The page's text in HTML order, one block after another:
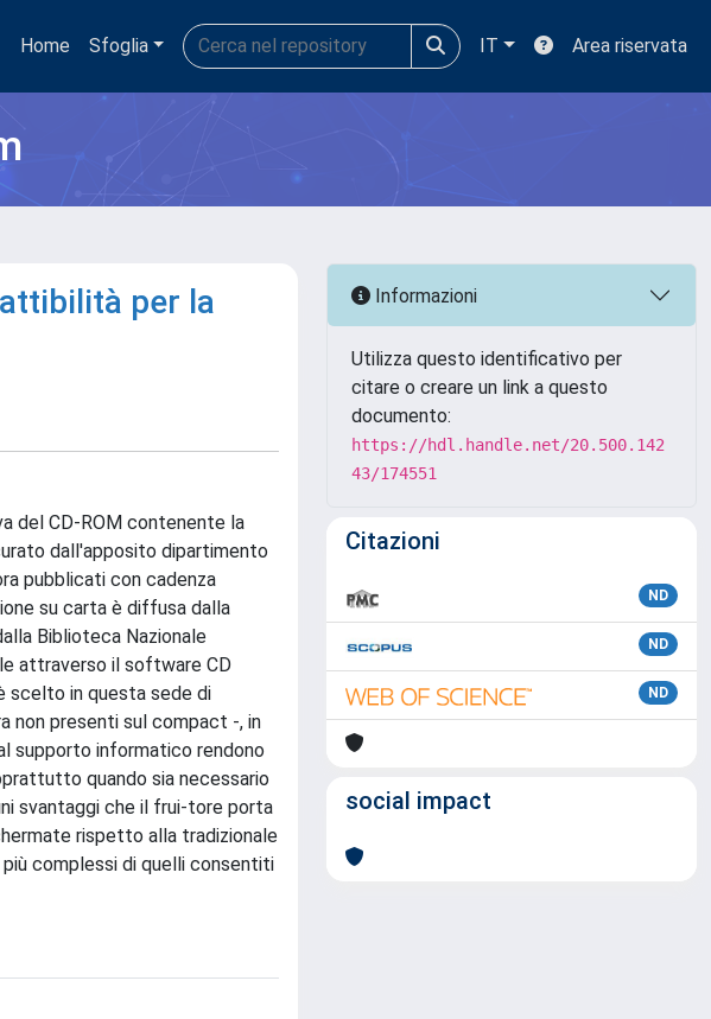
Home Sfoglia IT Area riservata
per la
del CD-ROM contenente la
dall'apposito dipartimento
pubblicati con cadenza
su carta è diffusa dalla
Biblioteca Nazionale
attraverso il software CD
scelto in questa sede di
non presenti sul compact -, in
supporto informatico rendono
quando sia necessario
svantaggi che il frui-tore porta
rispetto alla tradizionale
complessi di quelli consentiti
Informazioni
Utilizza questo identificativo per
citare o creare un link a questo
documento:
https://hdl.handle.net/20.500.142
43/174551
Citazioni
ND
ND
ND
social impact